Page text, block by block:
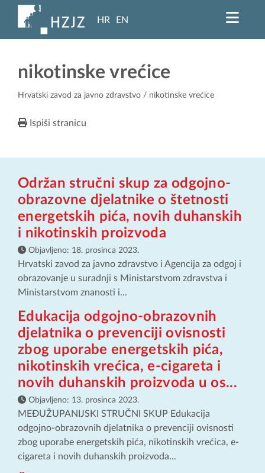
HR EN
nikotinske vrećice
Hrvatski zavod za javno zdravstvo / nikotinske vrećice
Ispiši stranicu
Održan stručni skup za odgojno-
obrazovne djelatnike o štetnosti
energetskih pića, novih duhanskih
i nikotinskih proizvoda
Objavljeno: 18. prosinca 2023.
Hrvatski zavod za javno zdravstvo i Agencija za odgoj i
obrazovanje u suradnji s Ministarstvom zdravstva i
Ministarstvom znanosti i...
Edukacija odgojno-obrazovnih
djelatnika o prevenciji ovisnosti
zbog uporabe energetskih pića,
nikotinskih vrećica, e-cigareta i
novih duhanskih proizvoda u os...
Objavljeno: 13. prosinca 2023.
MEĐUŽUPANIJSKI STRUČNI SKUP Edukacija
odgojno-obrazovnih djelatnika o prevenciji ovisnosti
zbog uporabe energetskih pića, nikotinskih vrećica, e-
cigareta i novih duhanskih proizvoda...